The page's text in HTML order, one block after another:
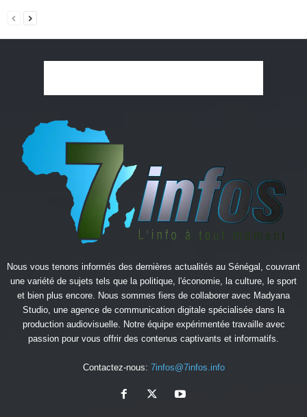
Nous vous tenons informés des dernières actualités au Sénégal, couvrant
une variété de sujets tels que la politique, l'économie, la culture, le sport
et bien plus encore. Nous sommes fiers de collaborer avec Madyana
Studio, une agence de communication digitale spécialisée dans la
production audiovisuelle. Notre équipe expérimentée travaille avec
passion pour vous offrir des contenus captivants et informatifs.
Contactez-nous: 7infos@7infos.info